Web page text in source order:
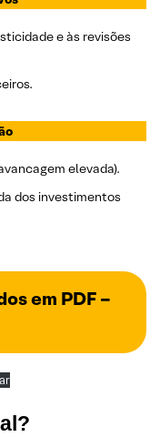
e às revisões
elevada).
dos investimentos
em PDF –